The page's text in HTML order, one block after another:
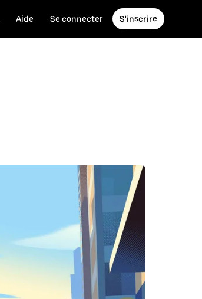
Aide Se connecter S'inscrire